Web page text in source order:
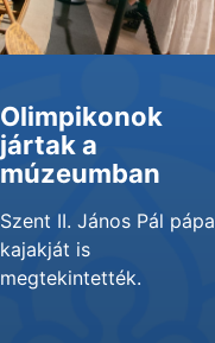
Olimpikonok
jártak a
múzeumban
Szent II. János Pál pápa
kajakját is
megtekintették.